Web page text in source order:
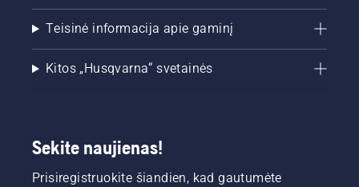
Teisinė informacija apie gaminį
Kitos „Husqvarna“ svetainės
Sekite naujienas!
Prisiregistruokite šiandien, kad gautumėte